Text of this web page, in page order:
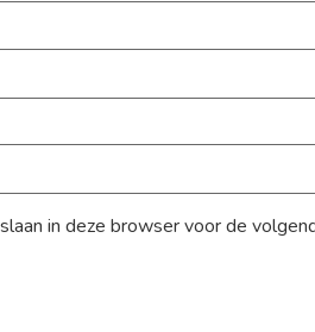
in deze browser voor de